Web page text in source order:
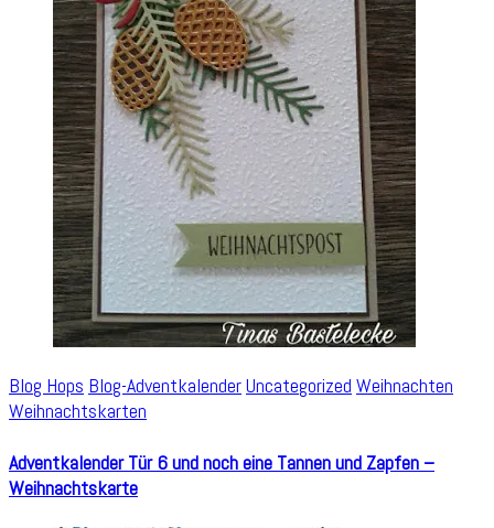
Blog Hops Blog-AdventkalenderUncategorized Weihnachten
Weihnachtskarten
Adventkalender Tür 6 und noch eine Tannen und Zapfen –
Weihnachtskarte